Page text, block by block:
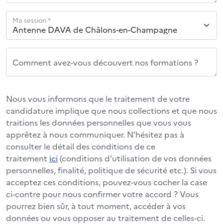
Ma session *
Comment avez-vous découvert nos formations ?
Nous vous informons que le traitement de votre
candidature implique que nous collections et que nous
traitions les données personnelles que vous vous
apprêtez à nous communiquer. N’hésitez pas à
consulter le détail des conditions de ce
traitement ici (conditions d’utilisation de vos données
personnelles, finalité, politique de sécurité etc.). Si vous
acceptez ces conditions, pouvez-vous cocher la case
ci-contre pour nous confirmer votre accord ? Vous
pourrez bien sûr, à tout moment, accéder à vos
données ou vous opposer au traitement de celles-ci.